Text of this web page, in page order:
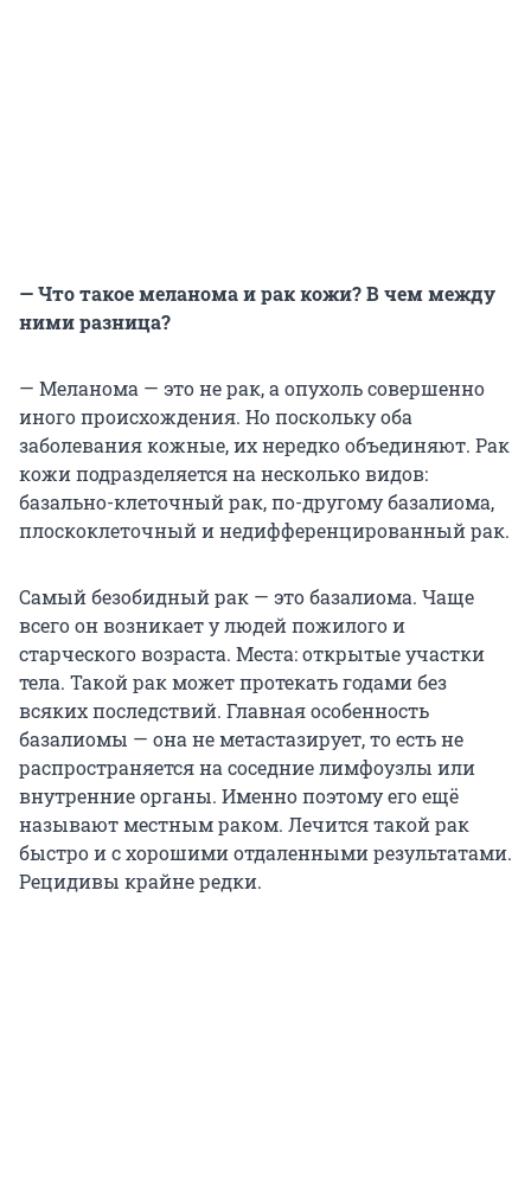
— Что такое меланома и рак кожи? В чем между
ними разница?
— Меланома — это не рак, а опухоль совершенно
иного происхождения. Но поскольку оба
заболевания кожные, их нередко объединяют. Рак
кожи подразделяется на несколько видов:
базально-клеточный рак, по-другому базалиома,
плоскоклеточный и недифференцированный рак.
Самый безобидный рак — это базалиома. Чаще
всего он возникает у людей пожилого и
старческого возраста. Места: открытые участки
тела. Такой рак может протекать годами без
всяких последствий. Главная особенность
базалиомы — она не метастазирует, то есть не
распространяется на соседние лимфоузлы или
внутренние органы. Именно поэтому его ещё
называют местным раком. Лечится такой рак
быстро и с хорошими отдаленными результатами.
Рецидивы крайне редки.